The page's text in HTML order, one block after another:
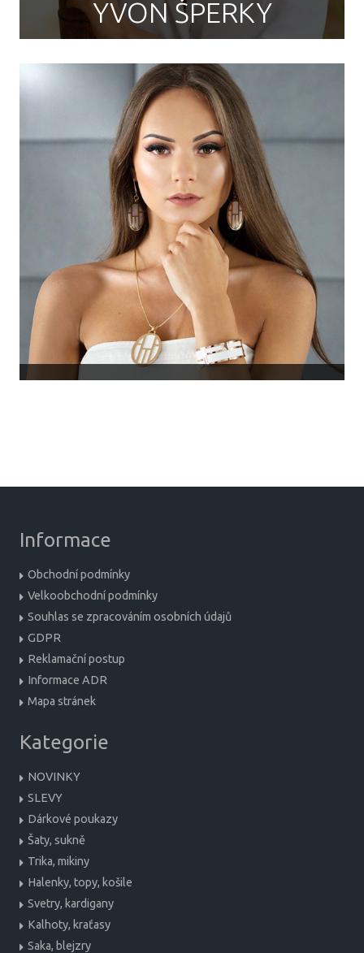
YVON ŠPERKY
Informace
Obchodní podmínky
Velkoobchodní podmínky
Souhlas se zpracováním osobních údajů
GDPR
Reklamační postup
Informace ADR
Mapa stránek
Kategorie
NOVINKY
SLEVY
Dárkové poukazy
Šaty, sukně
Trika, mikiny
Halenky, topy, košile
Svetry, kardigany
Kalhoty, kraťasy
Saka, blejzry